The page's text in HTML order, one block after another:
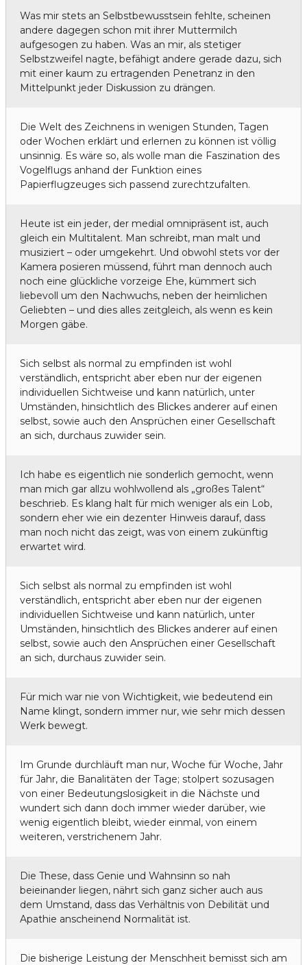
Was mir stets an Selbstbewusstsein fehlte, scheinen
andere dagegen schon mit ihrer Muttermilch
aufgesogen zu haben. Was an mir, als stetiger
Selbstzweifel nagte, befähigt andere gerade dazu, sich
mit einer kaum zu ertragenden Penetranz in den
Mittelpunkt jeder Diskussion zu drängen.
Die Welt des Zeichnens in wenigen Stunden, Tagen
oder Wochen erklärt und erlernen zu können ist völlig
unsinnig. Es wäre so, als wolle man die Faszination des
Vogelflugs anhand der Funktion eines
Papierflugzeuges sich passend zurechtzufalten.
Heute ist ein jeder, der medial omnipräsent ist, auch
gleich ein Multitalent. Man schreibt, man malt und
musiziert – oder umgekehrt. Und obwohl stets vor der
Kamera posieren müssend, führt man dennoch auch
noch eine glückliche vorzeige Ehe, kümmert sich
liebevoll um den Nachwuchs, neben der heimlichen
Geliebten – und dies alles zeitgleich, als wenn es kein
Morgen gäbe.
Sich selbst als normal zu empfinden ist wohl
verständlich, entspricht aber eben nur der eigenen
individuellen Sichtweise und kann natürlich, unter
Umständen, hinsichtlich des Blickes anderer auf einen
selbst, sowie auch den Ansprüchen einer Gesellschaft
an sich, durchaus zuwider sein.
Ich habe es eigentlich nie sonderlich gemocht, wenn
man mich gar allzu wohlwollend als „großes Talent“
beschrieb. Es klang halt für mich weniger als ein Lob,
sondern eher wie ein dezenter Hinweis darauf, dass
man noch nicht das zeigt, was von einem zukünftig
erwartet wird.
Sich selbst als normal zu empfinden ist wohl
verständlich, entspricht aber eben nur der eigenen
individuellen Sichtweise und kann natürlich, unter
Umständen, hinsichtlich des Blickes anderer auf einen
selbst, sowie auch den Ansprüchen einer Gesellschaft
an sich, durchaus zuwider sein.
Für mich war nie von Wichtigkeit, wie bedeutend ein
Name klingt, sondern immer nur, wie sehr mich dessen
Werk bewegt.
Im Grunde durchläuft man nur, Woche für Woche, Jahr
für Jahr, die Banalitäten der Tage; stolpert sozusagen
von einer Bedeutungslosigkeit in die Nächste und
wundert sich dann doch immer wieder darüber, wie
wenig eigentlich bleibt, wieder einmal, von einem
weiteren, verstrichenem Jahr.
Die These, dass Genie und Wahnsinn so nah
beieinander liegen, nährt sich ganz sicher auch aus
dem Umstand, dass das Verhältnis von Debilität und
Apathie anscheinend Normalität ist.
Die bisherige Leistung der Menschheit bemisst sich am